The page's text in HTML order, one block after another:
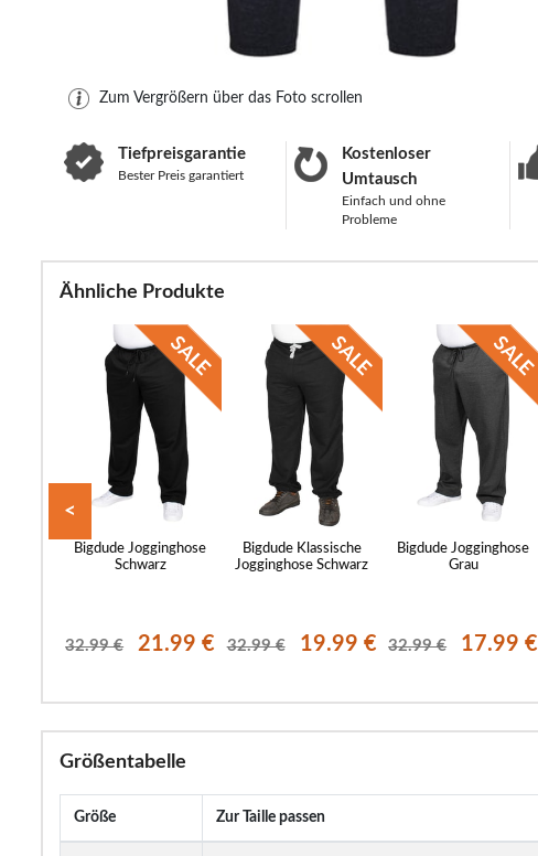
Zum Vergrößern über das Foto scrollen
Tiefpreisgarantie
Bester Preis garantiert
Kostenloser
Umtausch
Einfach und ohne
Probleme
Ähnliche Produkte
Bigdude Jogginghose
Schwarz
32.99 € 21.99 €
Bigdude Klassische
Jogginghose Schwarz
32.99 € 19.99 €
Bigdude Jogginghose
Grau
32.99 € 17.99 €
<
Größentabelle
Größe Zur Taille passen